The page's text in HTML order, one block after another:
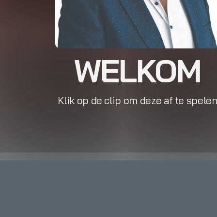
WELKOM
Klik op de clip om deze af te spelen